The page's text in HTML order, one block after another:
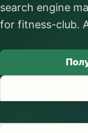
search engine
for fitness-club.